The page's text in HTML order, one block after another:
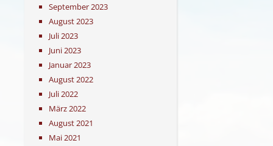
September 2023
August 2023
Juli 2023
Juni 2023
Januar 2023
August 2022
Juli 2022
März 2022
August 2021
Mai 2021